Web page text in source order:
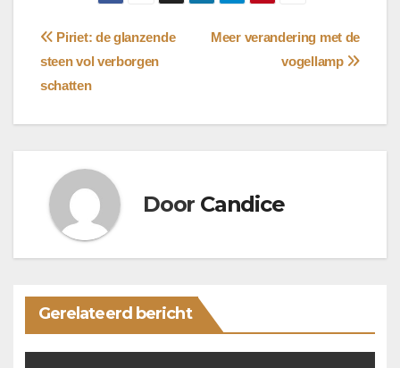
Bericht
navigatie
Meer verandering met de
vogellamp
Piriet: de glanzende
steen vol verborgen
schatten
Door Candice
Gerelateerd bericht